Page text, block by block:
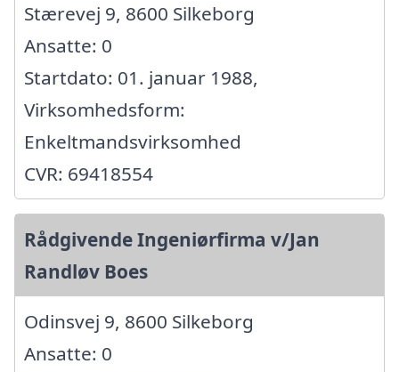
Stærevej 9, 8600 Silkeborg
Ansatte: 0
Startdato: 01. januar 1988,
Virksomhedsform:
Enkeltmandsvirksomhed
CVR: 69418554
Rådgivende Ingeniørfirma v/Jan
Randløv Boes
Odinsvej 9, 8600 Silkeborg
Ansatte: 0